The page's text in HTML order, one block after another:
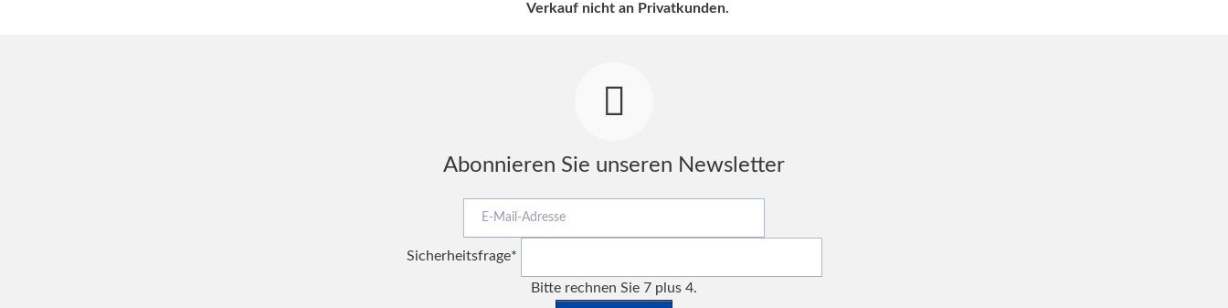
Verkauf nicht an Privatkunden.
Abonnieren Sie unseren Newsletter
Adresse
Pflichtfeld
Sicherheitsfrage*
Bitte rechnen Sie 7 plus 4.